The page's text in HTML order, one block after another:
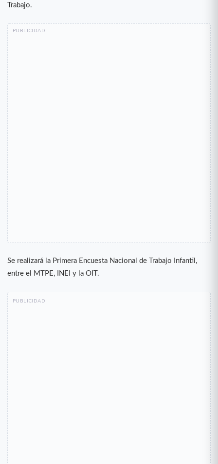
Trabajo.
Se realizará la Primera Encuesta Nacional de Trabajo Infantil,
entre el MTPE, INEI y la OIT.